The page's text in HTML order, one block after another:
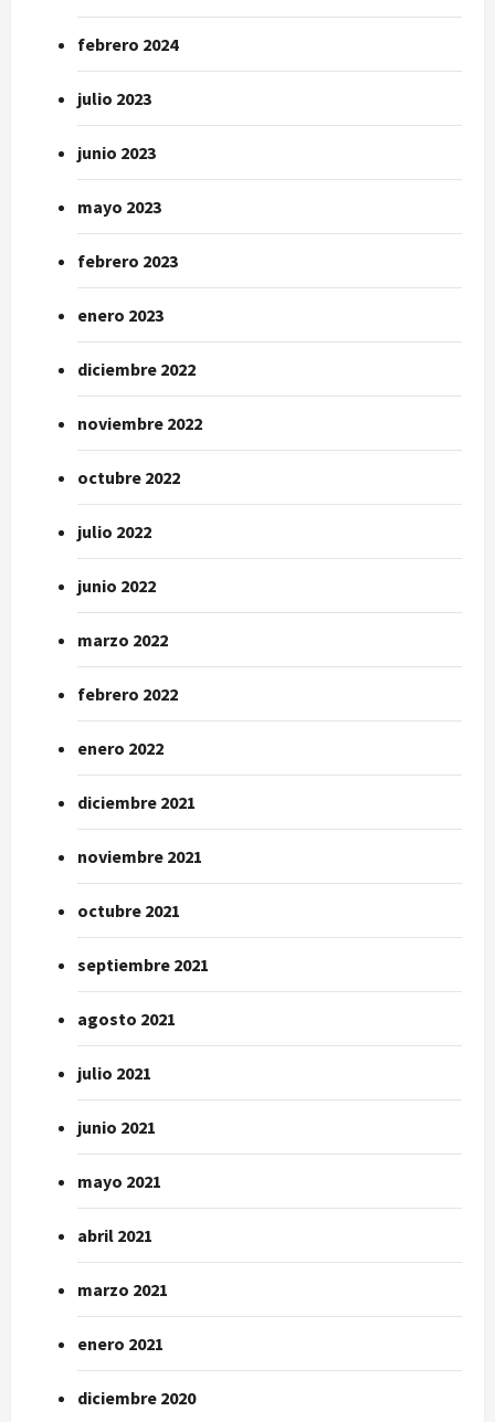
febrero 2024
julio 2023
junio 2023
mayo 2023
febrero 2023
enero 2023
diciembre 2022
noviembre 2022
octubre 2022
julio 2022
junio 2022
marzo 2022
febrero 2022
enero 2022
diciembre 2021
noviembre 2021
octubre 2021
septiembre 2021
agosto 2021
julio 2021
junio 2021
mayo 2021
abril 2021
marzo 2021
enero 2021
diciembre 2020